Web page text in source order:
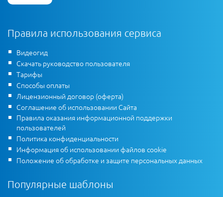
Правила использования сервиса
Видеогид
Скачать руководство пользователя
Тарифы
Способы оплаты
Лицензионный договор (оферта)
Соглашение об использовании Сайта
Правила оказания информационной поддержки
пользователей
Политика конфиденциальности
Информация об использовании файлов cookie
Положение об обработке и защите персональных данных
Популярные шаблоны